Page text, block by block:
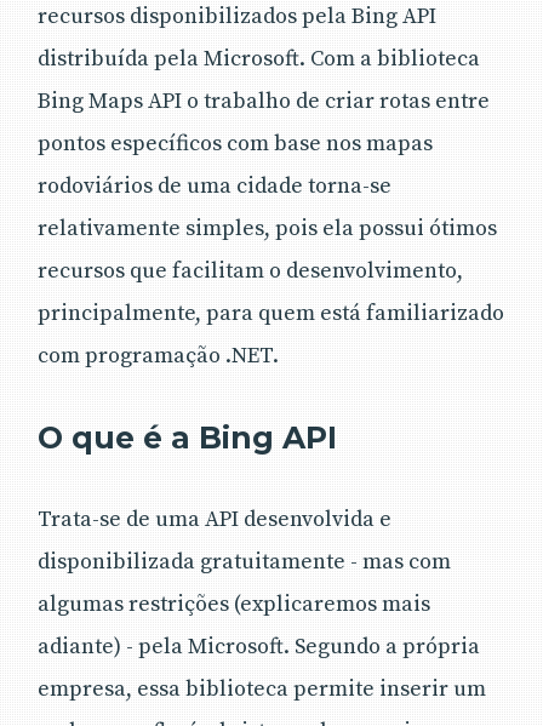
recursos disponibilizados pela Bing API
distribuída pela Microsoft. Com a biblioteca
Bing Maps API o trabalho de criar rotas entre
pontos específicos com base nos mapas
rodoviários de uma cidade torna-se
relativamente simples, pois ela possui ótimos
recursos que facilitam o desenvolvimento,
principalmente, para quem está familiarizado
com programação .NET.
O que é a Bing API
Trata-se de uma API desenvolvida e
disponibilizada gratuitamente - mas com
algumas restrições (explicaremos mais
adiante) - pela Microsoft. Segundo a própria
empresa, essa biblioteca permite inserir um